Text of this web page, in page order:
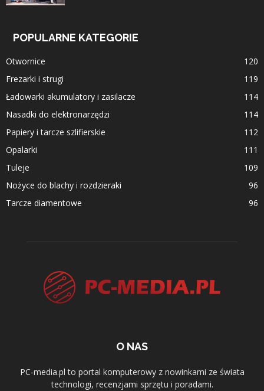
POPULARNE KATEGORIE
Otwornice
120
Frezarki i strugi
119
Ładowarki akumulatory i zasilacze
114
Nasadki do elektronarzędzi
114
Papiery i tarcze szlifierskie
112
Opalarki
111
Tuleje
109
Nożyce do blachy i rozdzieraki
96
Tarcze diamentowe
96
O NAS
PC-media.pl to portal komputerowy z nowinkami ze świata
technologi, recenzjami sprzętu i poradami.